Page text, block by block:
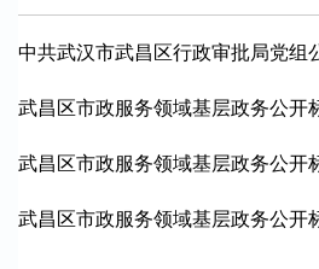
中共武汉市武昌区行政审批局党组
武昌区市政服务领域基层政务公开
武昌区市政服务领域基层政务公开
武昌区市政服务领域基层政务公开